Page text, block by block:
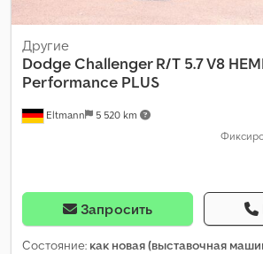
Eltmann 5 520 km
Другие
DodgeChallenger R/T 5.7 V8
Performance PLUS
Запросить
Состояние: как новая (выставочная